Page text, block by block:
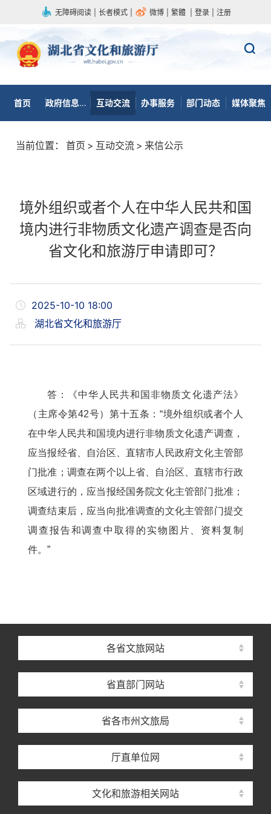
无障碍阅读 长者模式 微博 繁體 登录 注册
首页 政府信息公开 互动交流 办事服务 部门动态 媒体聚焦
当前位置： 首页 > 互动交流 > 来信公示
境外组织或者个人在中华人民共和国
境内进行非物质文化遗产调查是否向
省文化和旅游厅申请即可？
2025-10-10 18:00
湖北省文化和旅游厅
答：《中华人民共和国非物质文化遗产法》
（主席令第42号）第十五条：“境外组织或者个人
在中华人民共和国境内进行非物质文化遗产调查，
应当报经省、自治区、直辖市人民政府文化主管部
门批准；调查在两个以上省、自治区、直辖市行政
区域进行的，应当报经国务院文化主管部门批准；
调查结束后，应当向批准调查的文化主管部门提交
调查报告和调查中取得的实物图片、资料复制
件。”
各省文旅网站
省直部门网站
省各市州文旅局
厅直单位网
文化和旅游相关网站